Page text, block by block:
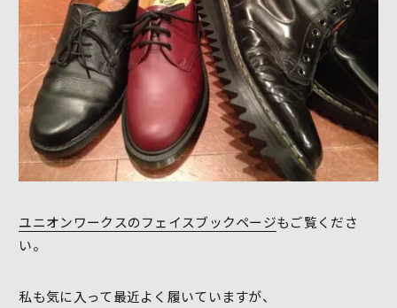
ユニオンワークスのフェイスブックページもご覧くださ
い。
私も気に入って最近よく履いていますが、